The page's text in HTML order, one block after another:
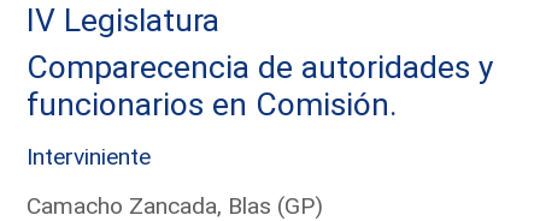
IV Legislatura
Comparecencia de autoridades y
funcionarios en Comisión.
Interviniente
Camacho Zancada, Blas (GP)